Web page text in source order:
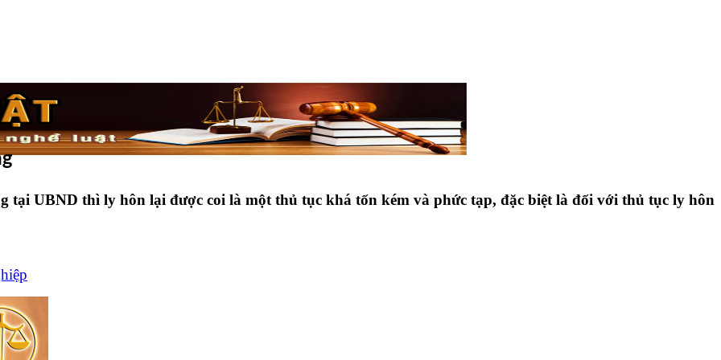
tại UBND thì ly hôn lại được coi là một thủ tục khá tốn kém và phức tạp, đặc biệt là đối với thủ tục ly hôn